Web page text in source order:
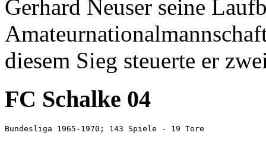
Gerhard Neuser seine
diesem Sieg steuerte er
FC Schalke 04